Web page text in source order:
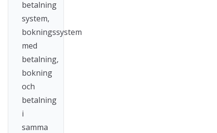
betalning
system,
bokningssystem
med
betalning,
bokning
och
betalning
i
samma